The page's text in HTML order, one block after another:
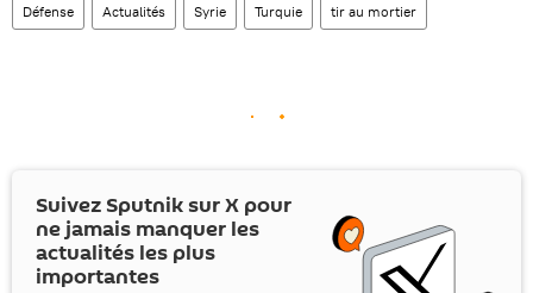
Défense Actualités Syrie Turquie tir au mortier
Suivez Sputnik surX pour
ne jamais manquer les
actualités les plus
importantes